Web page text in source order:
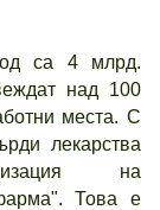
са 4 млрд.
над 100
места. С
лекарства
на
Това е